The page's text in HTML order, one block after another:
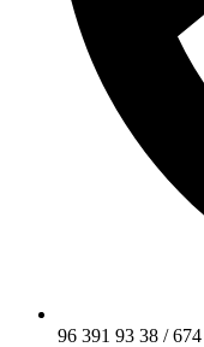
96 391 93 38 /